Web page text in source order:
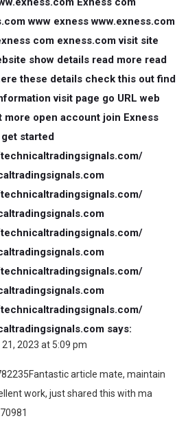
www exness www.exness.com
com exness.com visit site
show details read more read
these details check this out find
visit page go URL web
more open account join Exness
started
says:
2023 at 5:09 pm
article mate, maintain
work, just shared this with ma